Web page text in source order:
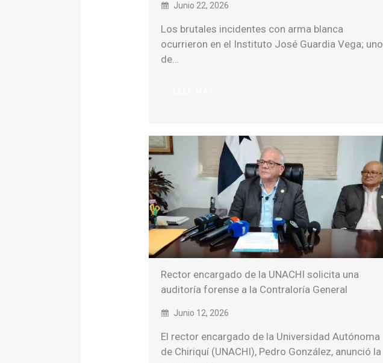
Junio 22, 2026
Los brutales incidentes con arma blanca
ocurrieron en el Instituto José Guardia Vega; uno
de…
Rector encargado de la UNACHI solicita una
auditoría forense a la Contraloría General
Junio 12, 2026
El rector encargado de la Universidad Autónoma
de Chiriquí (UNACHI), Pedro González, anunció la